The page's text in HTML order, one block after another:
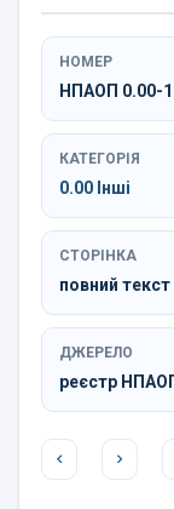
НОМЕР
НПАОП 0.00-
КАТЕГОРІЯ
0.00 Інші
СТОРІНКА
повний
ДЖЕРЕЛО
реєстр